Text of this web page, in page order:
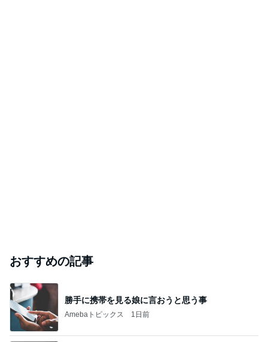
おすすめの記事
勝手に携帯を見る娘に言おうと思う事
Amebaトピックス 1日前